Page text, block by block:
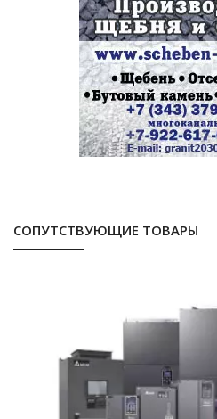
СОПУТСТВУЮЩИЕ ТОВАРЫ